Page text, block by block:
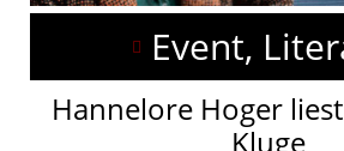
Event,
Hannelore Hoger
Kluge